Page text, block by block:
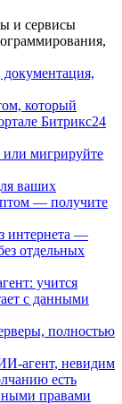
и сервисы
который
Битрикс24
или мигрируйте
ваших
— получите
интернета —
отдельных
учится
с данными
полностью
агент, невидим
есть
правами